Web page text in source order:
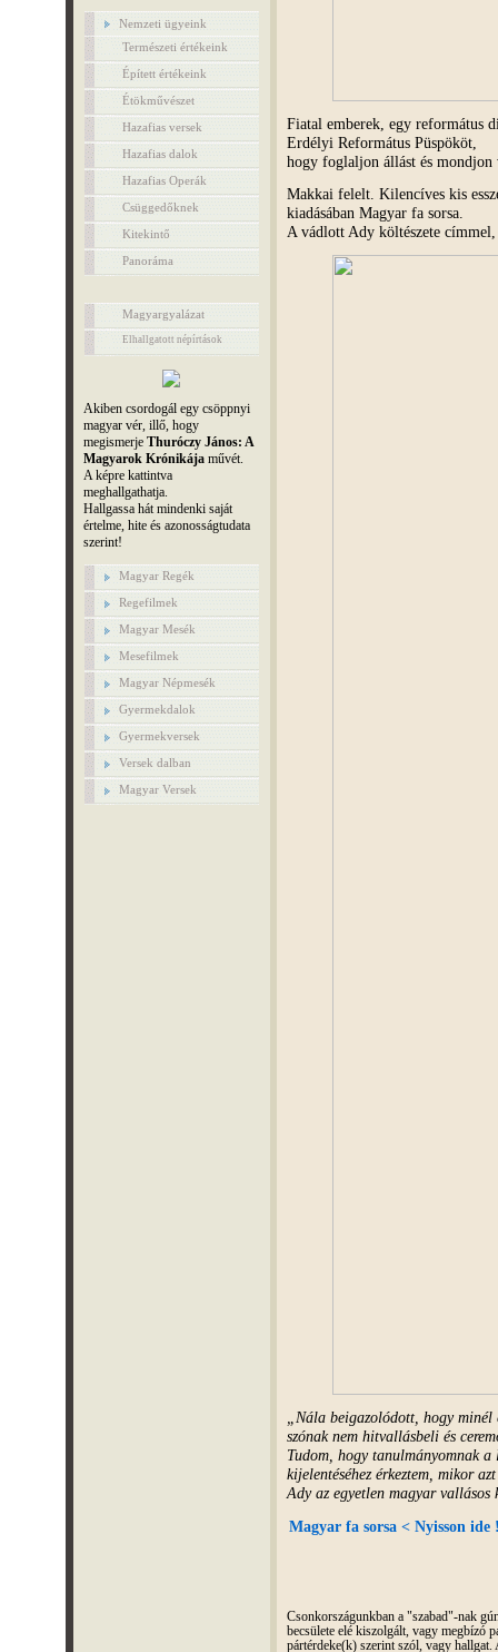
Nemzeti ügyeink
Természeti értékeink
Épített értékeink
Étökművészet
Hazafias versek
Hazafias dalok
Hazafias Operák
Csüggedőknek
Kitekintő
Panoráma
Magyargyalázat
Elhallgatott népírtások
Akiben csordogál egy csöppnyi
magyar vér, illő, hogy
megismerjeThuróczy János: A
Magyarok Krónikája művét.
A képre kattintva
meghallgathatja.
Hallgassa hát mindenki saját
értelme, hite és azonosságtudata
szerint!
Magyar Regék
Regefilmek
Magyar Mesék
Mesefilmek
Magyar Népmesék
Gyermekdalok
Gyermekversek
Versek dalban
Magyar Versek
Fiatal emberek, egy református
Erdélyi Református Püspököt,
hogy foglaljon állást és mondjon
Makkai felelt. Kilencíves kis
kiadásában Magyar fa sorsa.
A vádlott Ady költészete
„Nála beigazolódott, hogy
szónak nem hitvallásbeli és
Tudom, hogy tanulmányomnak
kijelentéséhez érkeztem, mikor
Ady az egyetlen magyar vallásos
Magyar fa sorsa < Nyisson ide
Csonkországunkban a "szabad"-nak
becsülete elé kiszolgált, vagy megbízó
pártérdeke(k) szerint szól, vagy